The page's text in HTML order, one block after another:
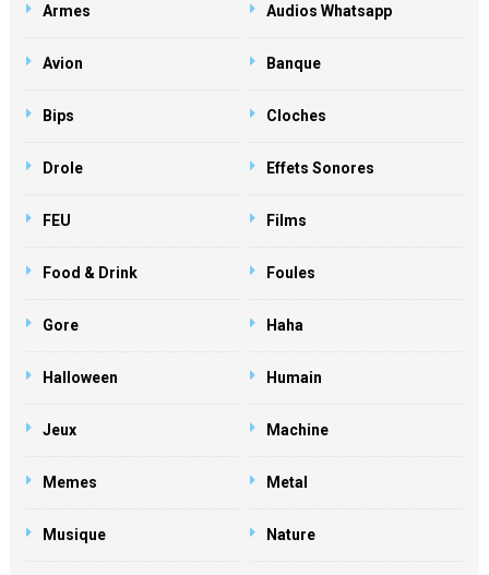
Armes Audios Whatsapp
Avion Banque
Bips Cloches
Drole Effets Sonores
FEU Films
Food & Drink Foules
Gore Haha
Halloween Humain
Jeux Machine
Memes Metal
Musique Nature